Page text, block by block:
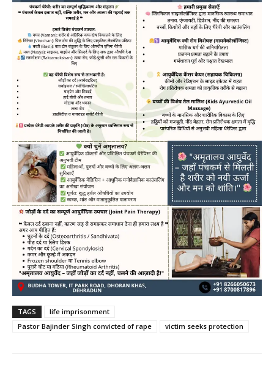
TAGS
life imprisonment
Pastor Bajinder Singh convicted of rape
victim seeks protection